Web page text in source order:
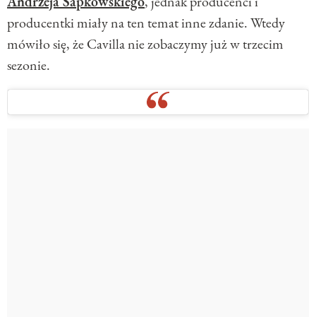
producentki miały na ten temat inne zdanie. Wtedy
mówiło się, że Cavilla nie zobaczymy już w trzecim
sezonie.